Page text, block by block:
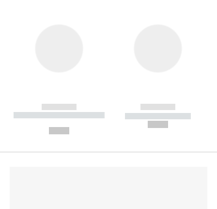
------------
----------- ----------- --------
------------
----------- -----------